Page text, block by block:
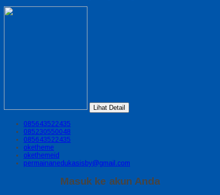
Lihat Detail
085643522435
085230550048
085643522435
oketheme
okethemeid
permainanedukasisby@gmail.com
Masuk ke akun Anda